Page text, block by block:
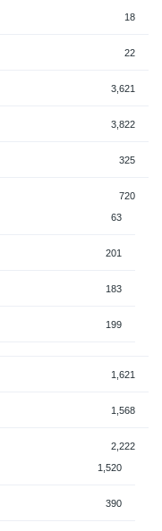
18
22
3,621
3,822
325
720
63
201
183
199
1,621
1,568
2,222
1,520
390